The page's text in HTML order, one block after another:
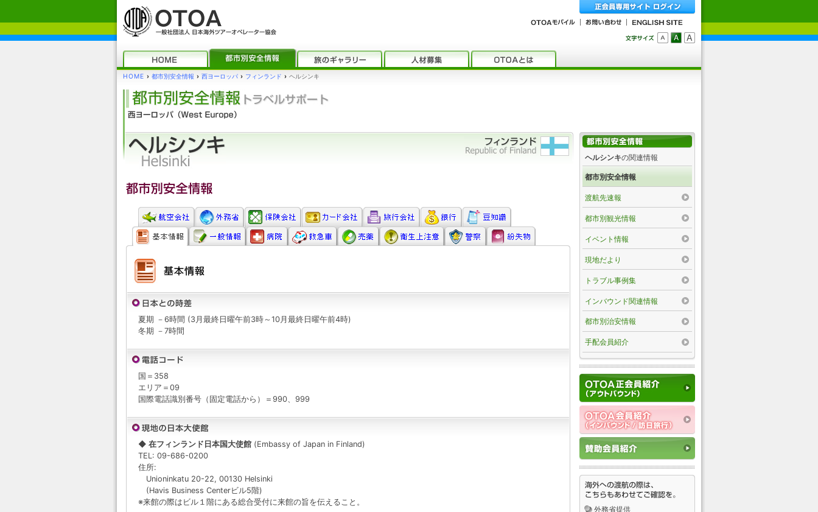
HOME › 都市別安全情報 › 西ヨーロッパ › フィンランド › ヘルシンキ
夏期 －6時間 (3月最終日曜午前3時～10月最終日曜午前4時)
冬期 －7時間
国＝358
エリア＝09
国際電話識別番号（固定電話から）＝990、999
◆ 在フィンランド日本国大使館 (Embassy of Japan in Finland)
TEL: 09-686-0200
住所:
Unioninkatu 20-22, 00130 Helsinki
(Havis Business Centerビル5階)
※来館の際はビル１階にある総合受付に来館の旨を伝えること。
ヘルシンキの関連情報
都市別安全情報
渡航先速報
都市別観光情報
イベント情報
現地だより
トラブル事例集
インバウンド関連情報
都市別治安情報
手配会員紹介
外務省提供